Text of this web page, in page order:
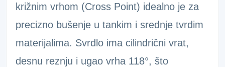
križnim vrhom (Cross Point) idealno je za
precizno bušenje u tankim i srednje tvrdim
materijalima. Svrdlo ima cilindrični vrat,
desnu reznju i ugao vrha 118°, što